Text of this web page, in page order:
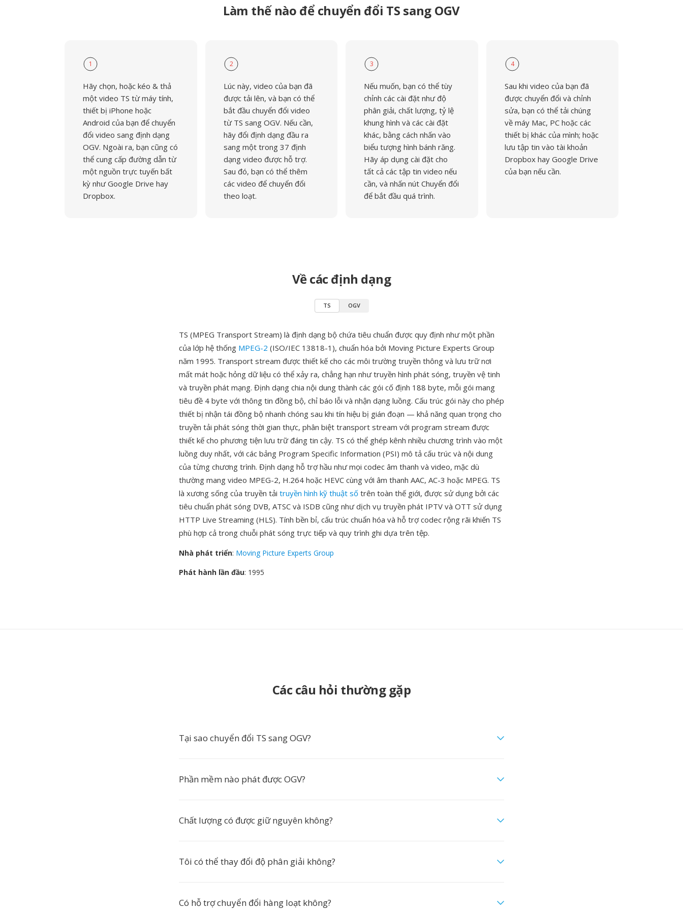
Làm thế nào để chuyển đổi TS sang OGV
1
Hãy chọn, hoặc kéo & thả
một video TS từ máy tính,
thiết bị iPhone hoặc
Android của bạn để chuyển
đổi video sang định dạng
OGV. Ngoài ra, bạn cũng có
thể cung cấp đường dẫn từ
một nguồn trực tuyến bất
kỳ như Google Drive hay
Dropbox.
2
Lúc này, video của bạn đã
được tải lên, và bạn có thể
bắt đầu chuyển đổi video
từ TS sang OGV. Nếu cần,
hãy đổi định dạng đầu ra
sang một trong 37 định
dạng video được hỗ trợ.
Sau đó, bạn có thể thêm
các video để chuyển đổi
theo loạt.
3
Nếu muốn, bạn có thể tùy
chỉnh các cài đặt như độ
phân giải, chất lượng, tỷ lệ
khung hình và các cài đặt
khác, bằng cách nhấn vào
biểu tượng hình bánh răng.
Hãy áp dụng cài đặt cho
tất cả các tập tin video nếu
cần, và nhấn nút Chuyển đổi
để bắt đầu quá trình.
4
Sau khi video của bạn đã
được chuyển đổi và chỉnh
sửa, bạn có thể tải chúng
về máy Mac, PC hoặc các
thiết bị khác của mình; hoặc
lưu tập tin vào tài khoản
Dropbox hay Google Drive
của bạn nếu cần.
Về các định dạng
TS OGV
TS (MPEG Transport Stream) là định dạng bộ chứa tiêu chuẩn được quy định như một phần
của lớp hệ thống MPEG-2 (ISO/IEC 13818-1), chuẩn hóa bởi Moving Picture Experts Group
năm 1995. Transport stream được thiết kế cho các môi trường truyền thông và lưu trữ nơi
mất mát hoặc hỏng dữ liệu có thể xảy ra, chẳng hạn như truyền hình phát sóng, truyền vệ tinh
và truyền phát mạng. Định dạng chia nội dung thành các gói cố định 188 byte, mỗi gói mang
tiêu đề 4 byte với thông tin đồng bộ, chỉ báo lỗi và nhận dạng luồng. Cấu trúc gói này cho phép
thiết bị nhận tái đồng bộ nhanh chóng sau khi tín hiệu bị gián đoạn — khả năng quan trọng cho
truyền tải phát sóng thời gian thực, phân biệt transport stream với program stream được
thiết kế cho phương tiện lưu trữ đáng tin cậy. TS có thể ghép kênh nhiều chương trình vào một
luồng duy nhất, với các bảng Program Specific Information (PSI) mô tả cấu trúc và nội dung
của từng chương trình. Định dạng hỗ trợ hầu như mọi codec âm thanh và video, mặc dù
thường mang video MPEG-2, H.264 hoặc HEVC cùng với âm thanh AAC, AC-3 hoặc MPEG. TS
là xương sống của truyền tải truyền hình kỹ thuật số trên toàn thế giới, được sử dụng bởi các
tiêu chuẩn phát sóng DVB, ATSC và ISDB cũng như dịch vụ truyền phát IPTV và OTT sử dụng
HTTP Live Streaming (HLS). Tính bền bỉ, cấu trúc chuẩn hóa và hỗ trợ codec rộng rãi khiến TS
phù hợp cả trong chuỗi phát sóng trực tiếp và quy trình ghi dựa trên tệp.
Nhà phát triển: Moving Picture Experts Group
Phát hành lần đầu: 1995
Các câu hỏi thường gặp
Tại sao chuyển đổi TS sang OGV?
Phần mềm nào phát được OGV?
Chất lượng có được giữ nguyên không?
Tôi có thể thay đổi độ phân giải không?
Có hỗ trợ chuyển đổi hàng loạt không?